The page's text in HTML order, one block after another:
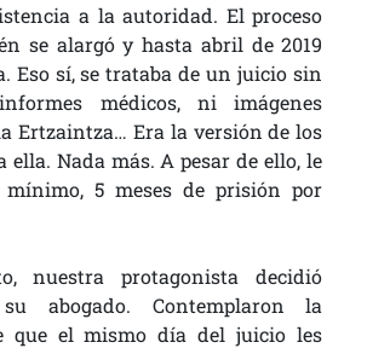
a la autoridad. El proceso
se alargó y hasta abril de 2019
Eso sí, se trataba de un juicio sin
médicos, ni imágenes
Ertzaintza… Era la versión de los
ella. Nada más. A pesar de ello, le
mínimo, 5 meses de prisión por
nuestra protagonista decidió
abogado. Contemplaron la
que el mismo día del juicio les